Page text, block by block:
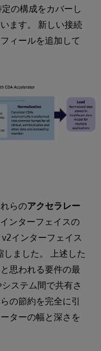
の構成をカバーし
ます。 新しい接続
ィールを追加して
らのアクセラレー
ンターフェイスの
v2インターフェイス
しました。 上述した
思われる要件の最
ステム間で共有さ
の節約を完全に引
ターの幅と深さを